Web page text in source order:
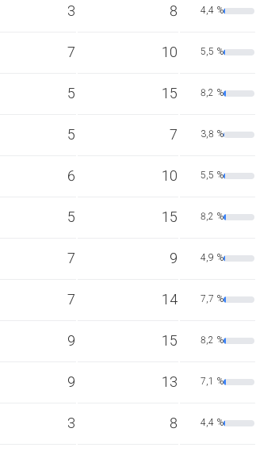
3 8 4,4 %
7 10 5,5 %
5 15 8,2 %
5 7 3,8 %
6 10 5,5 %
5 15 8,2 %
7 9 4,9 %
7 14 7,7 %
9 15 8,2 %
9 13 7,1 %
3 8 4,4 %